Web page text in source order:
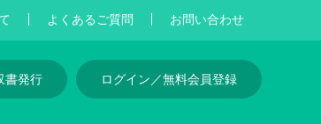
よくあるご質問 お問い合わせ
書発行 ログイン／無料会員登録